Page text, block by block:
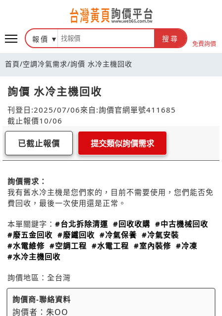
報價 搜尋
免費詢價
首頁/空調冷氣需求/詢價 水冷主機回收
詢價 水冷主機回收
刊登日:2025/07/06來自:詢價官網單號411685
截止報價10/06
已截止報價 提交類似詢價需求
詢價需求：
我有舊水冷主機是您們家的，目前不需要使用，您們能否免
費回收，最後一次使用還是正常。
本單關鍵字： #台北拆除清運 #回收收購 #中古機械回收
#廢五金回收 #廢鐵回收 #冷氣保養 #冷氣安裝
#水電維修 #空調工程 #水電工程 #室內裝修 #冷凍
#水冷主機回收
詢價地區： 全台灣
詢價商-聯絡資料
詢價者： 朱OO